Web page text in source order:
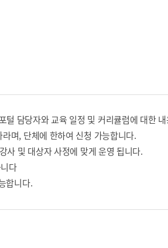
담당자와 교육 일정 및 커리큘럼에 대한
며, 단체에 한하여 신청 가능합니다.
사 및 대상자 사정에 맞게 운영 됩니다.
다
합니다.